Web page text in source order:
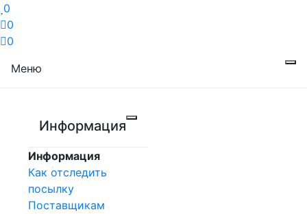
0
0
0
Меню
Информация
Информация
Как отследить
посылку
Поставщикам